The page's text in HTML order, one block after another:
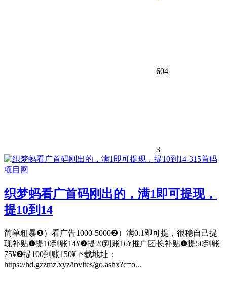
604
3
织梦蚂看广首码刚出的，满1即可提现，
提10到14
简单粗暴❶）看广告1000-5000❷）满0.1即可提，很稳自己提
现补贴❶提10到账14¥❷提20到账16¥推广团长补贴❶提50到账
75¥❷提100到账150¥下载地址：
https://hd.gzzmz.xyz/invites/go.ashx?c=o...